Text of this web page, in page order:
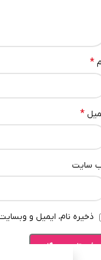
*
*
سایت
ذخیره نام، ایمیل و